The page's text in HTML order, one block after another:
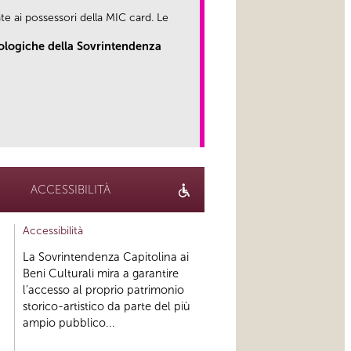
ai possessori della MIC card. Le
della Sovrintendenza
ACCESSIBILITÀ
Accessibilità
La Sovrintendenza Capitolina ai
Beni Culturali mira a garantire
l’accesso al proprio patrimonio
storico-artistico da parte del più
ampio pubblico...